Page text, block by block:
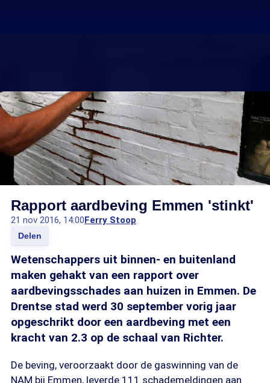
Rapport aardbeving Emmen 'stinkt'
21 nov 2016, 14:00Ferry Stoop
Delen
Wetenschappers uit binnen- en buitenland
maken gehakt van een rapport over
aardbevingsschades aan huizen in Emmen. De
Drentse stad werd 30 september vorig jaar
opgeschrikt door een aardbeving met een
kracht van 2.3 op de schaal van Richter.
De beving, veroorzaakt door de gaswinning van de
NAM bij Emmen, leverde 111 schademeldingen aan